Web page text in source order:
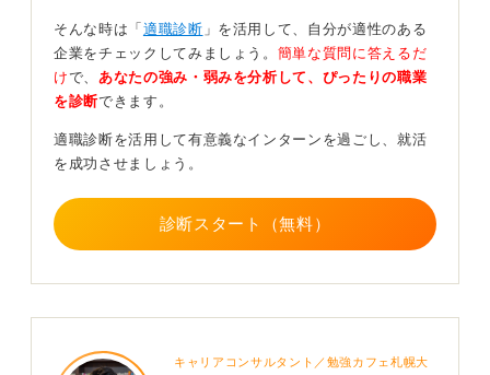
そんな時は「 適職診断 」を活用して、自分が適性のある
企業をチェックしてみましょう。 簡単な質問に答えるだ
けで、 あなたの強み・弱みを分析して、ぴったりの職業
を診断できます。
適職診断を活用して有意義なインターンを過ごし、就活
を成功させましょう。
診断スタート（無料）
キャリアコンサルタント／勉強カフェ札幌大